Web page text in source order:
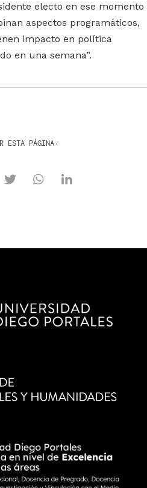
electo en ese momento
aspectos programáticos,
impacto en política
en una semana”.
ESTA PÁGINA: